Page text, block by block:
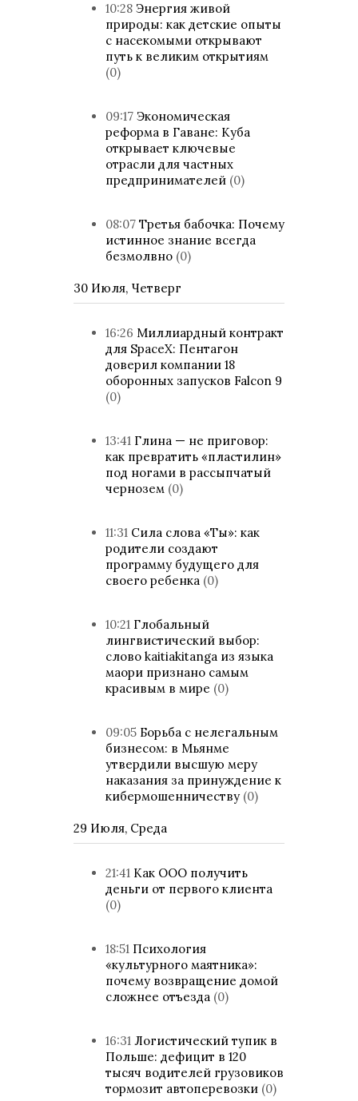
10:28 Энергия живой
природы: как детские опыты
с насекомыми открывают
путь к великим открытиям
(0)
09:17 Экономическая
реформа в Гаване: Куба
открывает ключевые
отрасли для частных
предпринимателей (0)
08:07 Третья бабочка: Почему
истинное знание всегда
безмолвно (0)
30 Июля, Четверг
16:26 Миллиардный контракт
для SpaceX: Пентагон
доверил компании 18
оборонных запусков Falcon 9
(0)
13:41 Глина — не приговор:
как превратить «пластилин»
под ногами в рассыпчатый
чернозем (0)
11:31 Сила слова «Ты»: как
родители создают
программу будущего для
своего ребенка (0)
10:21 Глобальный
лингвистический выбор:
слово kaitiakitanga из языка
маори признано самым
красивым в мире (0)
09:05 Борьба с нелегальным
бизнесом: в Мьянме
утвердили высшую меру
наказания за принуждение к
кибермошенничеству (0)
29 Июля, Среда
21:41 Как ООО получить
деньги от первого клиента
(0)
18:51 Психология
«культурного маятника»:
почему возвращение домой
сложнее отъезда (0)
16:31 Логистический тупик в
Польше: дефицит в 120
тысяч водителей грузовиков
тормозит автоперевозки (0)